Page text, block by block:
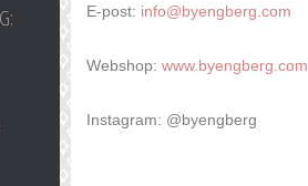
E-post: info@byengberg.com
Webshop: www.byengberg.com
Instagram: @byengberg